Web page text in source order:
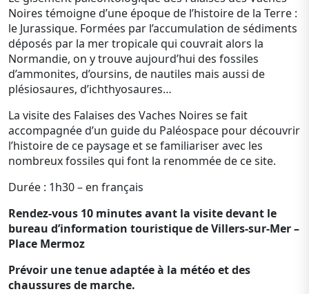
de
Villers)
Noires témoigne d’une époque de l’histoire de la Terre :
le Jurassique. Formées par l’accumulation de sédiments
déposés par la mer tropicale qui couvrait alors la
Normandie, on y trouve aujourd’hui des fossiles
d’ammonites, d’oursins, de nautiles mais aussi de
plésiosaures, d’ichthyosaures…
La visite des Falaises des Vaches Noires se fait
accompagnée d’un guide du Paléospace pour découvrir
l’histoire de ce paysage et se familiariser avec les
nombreux fossiles qui font la renommée de ce site.
Durée : 1h30 – en français
Rendez-vous 10 minutes avant la visite devant le
bureau d’information touristique de Villers-sur-Mer –
Place Mermoz
Prévoir une tenue adaptée à la météo et des
chaussures de marche.